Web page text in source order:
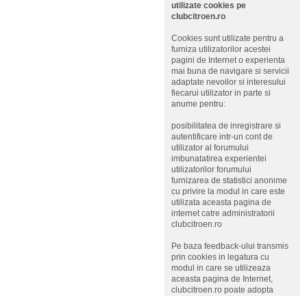
utilizate cookies pe
clubcitroen.ro
Cookies sunt utilizate pentru a
furniza utilizatorilor acestei
pagini de Internet o experienta
mai buna de navigare si servicii
adaptate nevoilor si interesului
fiecarui utilizator in parte si
anume pentru:
posibilitatea de inregistrare si
autentificare intr-un cont de
utilizator al forumului
imbunatatirea experientei
utilizatorilor forumului
furnizarea de statistici anonime
cu privire la modul in care este
utilizata aceasta pagina de
internet catre administratorii
clubcitroen.ro
Pe baza feedback-ului transmis
prin cookies in legatura cu
modul in care se utilizeaza
aceasta pagina de Internet,
clubcitroen.ro poate adopta